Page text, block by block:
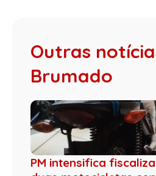
Outras
Brumado
PM intensifica